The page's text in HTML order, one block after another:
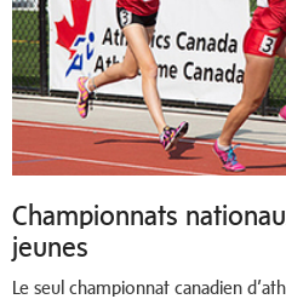
Championnats
jeunes
Le seul championnat canadien